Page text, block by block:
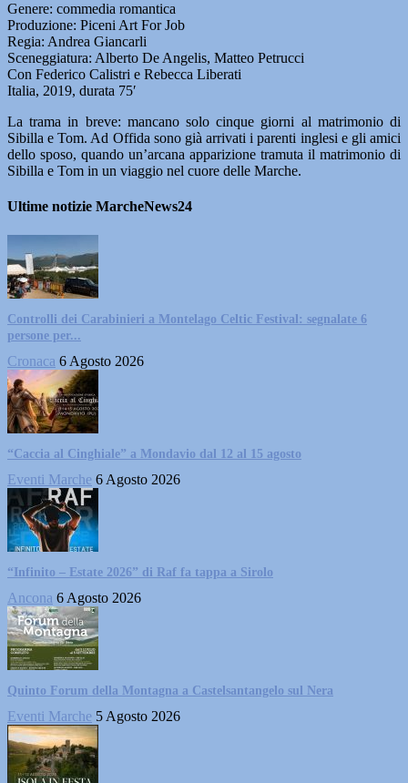
Genere: commedia romantica
Produzione: Piceni Art For Job
Regia: Andrea Giancarli
Sceneggiatura: Alberto De Angelis, Matteo Petrucci
Con Federico Calistri e Rebecca Liberati
Italia, 2019, durata 75′
La trama in breve: mancano solo cinque giorni al matrimonio di
Sibilla e Tom. Ad Offida sono già arrivati i parenti inglesi e gli amici
dello sposo, quando un’arcana apparizione tramuta il matrimonio di
Sibilla e Tom in un viaggio nel cuore delle Marche.
Ultime notizie MarcheNews24
Controlli dei Carabinieri a Montelago Celtic Festival: segnalate 6
persone per...
Cronaca 6 Agosto 2026
“Caccia al Cinghiale” a Mondavio dal 12 al 15 agosto
Eventi Marche 6 Agosto 2026
“Infinito – Estate 2026” di Raf fa tappa a Sirolo
Ancona 6 Agosto 2026
Quinto Forum della Montagna a Castelsantangelo sul Nera
Eventi Marche 5 Agosto 2026